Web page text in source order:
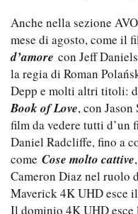
Anche nella sezione
mese di agosto, come il
d’amore con Jeff
la regia di Roman
Depp e molti altri titoli:
Book of Love, con
film da vedere tutti d’un
Daniel Radcliffe, fino a
come Cose molto cattive
Cameron Diaz nel ruolo
Maverick 4K UHD esce
Il dominio 4K UHD